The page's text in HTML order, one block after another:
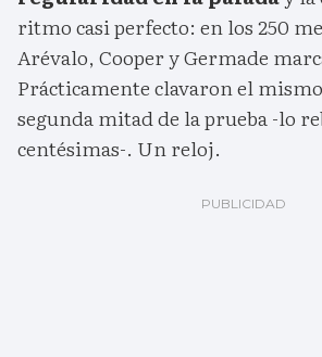
ritmo casi perfecto: en los 250
Arévalo, Cooper y Germade
Prácticamente clavaron el
segunda mitad de la prueba -lo
centésimas-. Un reloj.